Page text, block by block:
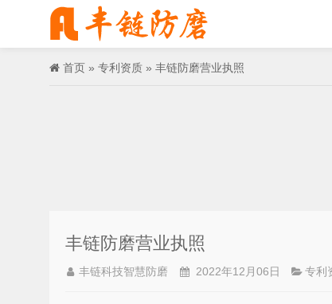
首页 » 专利资质 » 丰链防磨营业执照
丰链防磨营业执照
丰链科技智慧防磨 2022年12月06日 专利